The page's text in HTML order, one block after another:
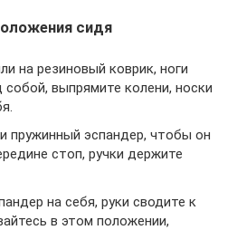
сидя
на резиновый коврик, ноги
выпрямите колени, носки
пружинный эспандер, чтобы он
стоп, ручки держите
на себя, руки сводите к
в этом положении,